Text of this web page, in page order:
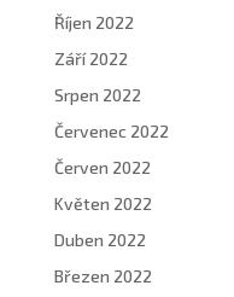
Říjen 2022
Září 2022
Srpen 2022
Červenec 2022
Červen 2022
Květen 2022
Duben 2022
Březen 2022